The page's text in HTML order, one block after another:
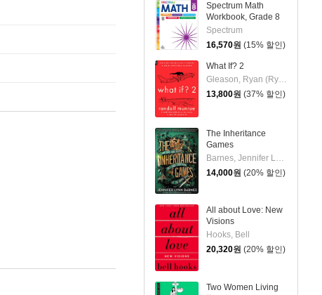
Spectrum Math
Workbook, Grade 8
Spectrum
16,570원 (15% 할인)
What If? 2
Gleason, Ryan (Ryan Gleason)
13,800원 (37% 할인)
The Inheritance
Games
14,000원 (20% 할인)
All about Love: New
Visions
Hooks, Bell
20,320원 (20% 할인)
Two Women Living